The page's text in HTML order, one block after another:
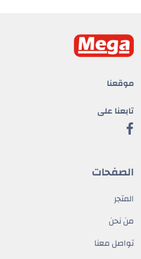
موقعنا
تابعنا على
الصفحات
المتجر
من نحن
تواصل معنا